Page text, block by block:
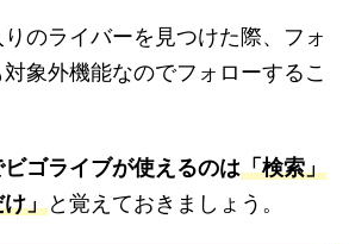
のライバーを見つけた際、フォ
象外機能なのでフォローするこ
ゴライブが使えるのは「検索」
」と覚えておきましょう。